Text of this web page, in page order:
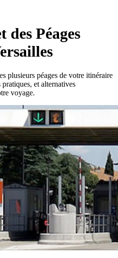
Péages
plusieurs péages de votre itinéraire
et alternatives
voyage.